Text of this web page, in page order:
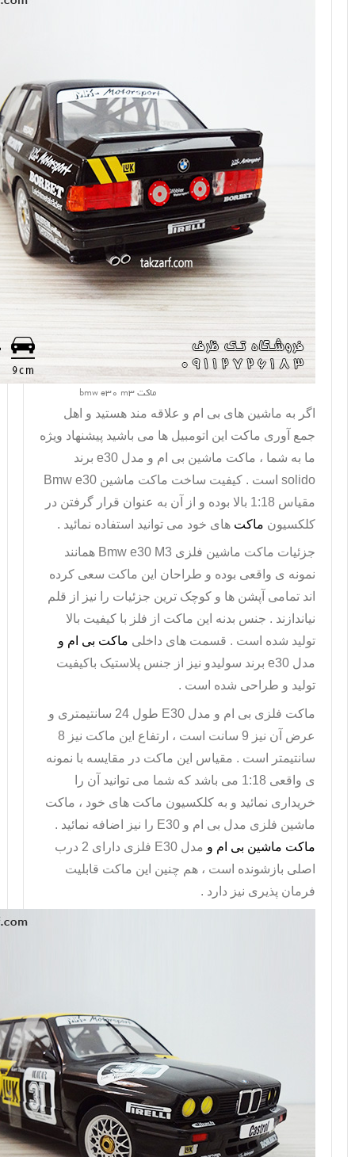
ماکت bmw e30 m3
اگر به ماشین های بی ام و علاقه مند هستید و اهل
جمع آوری ماکت این اتومبیل ها می باشید پیشنهاد ویژه
ما به شما ، ماکت ماشین بی ام و مدل e30 برند
solido است . کیفیت ساخت ماکت ماشین Bmw e30
مقیاس 1:18 بالا بوده و از آن به عنوان قرار گرفتن در
کلکسیون ماکت های خود می توانید استفاده نمائید .
جزئیات ماکت ماشین فلزی Bmw e30 M3 همانند
نمونه ی واقعی بوده و طراحان این ماکت سعی کرده
اند تمامی آپشن ها و کوچک ترین جزئیات را نیز از قلم
نیاندازند . جنس بدنه این ماکت از فلز با کیفیت بالا
تولید شده است . قسمت های داخلی ماکت بی ام و
مدل e30 برند سولیدو نیز از جنس پلاستیک باکیفیت
تولید و طراحی شده است .
ماکت فلزی بی ام و مدل E30
طول 24 سانتیمتری و
عرض آن نیز 9 سانت است ، ارتفاع این ماکت نیز 8
سانتیمتر است . مقیاس این ماکت در مقایسه با نمونه
ی واقعی 1:18 می باشد که شما می توانید آن را
خریداری نمائید و به کلکسیون ماکت های خود ، ماکت
ماشین فلزی مدل بی ام و E30 را نیز اضافه نمائید .
ماکت ماشین بی ام و مدل E30
فلزی دارای 2 درب
اصلی بازشونده است ، هم چنین این ماکت قابلیت
فرمان پذیری نیز دارد .